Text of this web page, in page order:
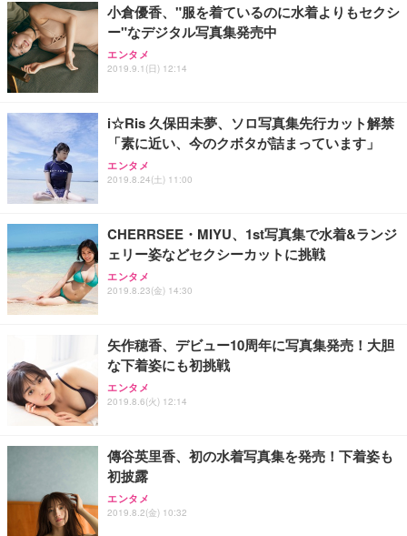
務用 おしゃれ パソコンチェア (ホワイト)
ANDWINT オフィスチェア デスクチェア 肘なし メ
ッシュ 通気性 ランバーサポート付き 腰サポート ガ
ス圧無段階昇降 360度回転 キャスター付き コンパク
【MiniLED/24.5inch/280Hz/FHD】GRAPHT THE S
HOOTER Gaming Monitor 24” Essential ゲーミン
グモニター QD 24.5インチ 1ms FHD 量子ドット 残
アイリスオーヤマ ペットシーツ 超厚型 お徳用 レギ
ュラー 200枚入【Amazon.co.jp限定】
小倉優香、"服を着ているのに水着よりもセクシ
ー"なデジタル写真集発売中
エンタメ
2019.9.1(日) 12:14
i☆Ris 久保田未夢、ソロ写真集先行カット解禁
「素に近い、今のクボタが詰まっています」
エンタメ
2019.8.24(土) 11:00
CHERRSEE・MIYU、1st写真集で水着&ランジ
ェリー姿などセクシーカットに挑戦
エンタメ
2019.8.23(金) 14:30
矢作穂香、デビュー10周年に写真集発売！大胆
な下着姿にも初挑戦
エンタメ
2019.8.6(火) 12:14
傳谷英里香、初の水着写真集を発売！下着姿も
初披露
エンタメ
2019.8.2(金) 10:32